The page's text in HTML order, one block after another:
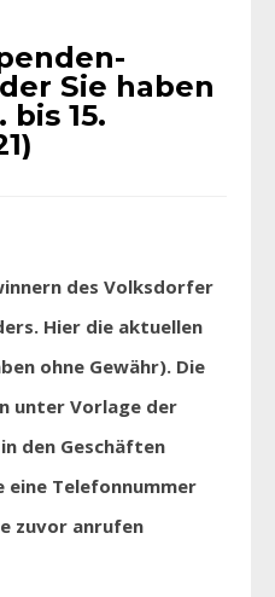
Sie haben
15.
des Volksdorfer
Hier die aktuellen
ohne Gewähr). Die
unter Vorlage der
den Geschäften
Telefonnummer
zuvor anrufen